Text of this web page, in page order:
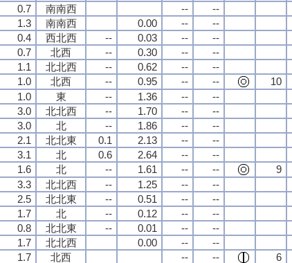
0.7 南南西 --
--
1.3 南南西 0.00 --
--
0.4 西北西 -- 0.03 --
--
0.7 北西 -- 0.30 --
--
1.1 北北西 -- 0.62 --
--
1.0 北西 -- 0.95 -- -- 10
1.0 東 -- 1.36 --
--
3.0 北北西 -- 1.70 --
--
3.0 北 -- 1.86 --
--
2.1 北北東 0.1 2.13 --
--
3.1 北 0.6 2.64 --
--
1.6 北 -- 1.61 -- -- 9
3.3 北北西 -- 1.25 --
--
2.5 北北東 -- 0.51 --
--
1.7 北 -- 0.12 --
--
0.8 北北東 -- 0.01 --
--
1.7 北北西 0.00 --
--
1.7 北西 -- -- 6